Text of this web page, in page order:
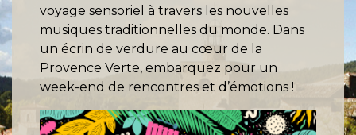
voyage sensoriel à travers les nouvelles
musiques traditionnelles du monde. Dans
un écrin de verdure au cœur de la
Provence Verte, embarquez pour un
week-end de rencontres et d’émotions !